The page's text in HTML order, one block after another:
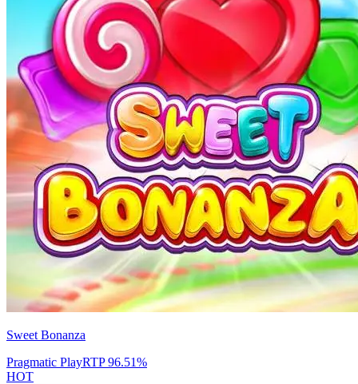
Sweet Bonanza
Pragmatic PlayRTP96.51%
HOT